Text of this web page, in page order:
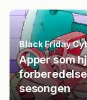
Black Friday
Apper som
sesongen